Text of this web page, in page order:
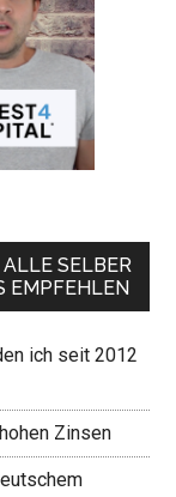
SELBER
EMPFEHLEN
ich seit 2012
Zinsen